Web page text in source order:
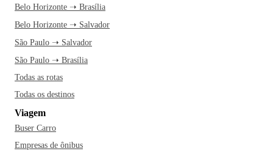
Belo Horizonte ➝ Brasília
Belo Horizonte ➝ Salvador
São Paulo ➝ Salvador
São Paulo ➝ Brasília
Todas as rotas
Todas os destinos
Viagem
Buser Carro
Empresas de ônibus